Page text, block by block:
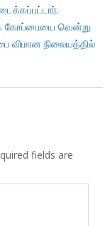
கோப்பையை வென்று
விமான நிலையத்தில்
fields are